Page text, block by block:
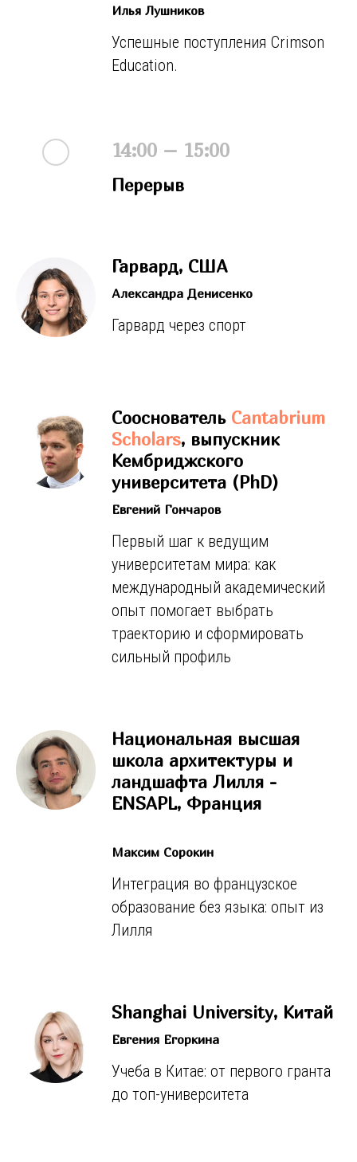
Илья Лушников
Успешные поступления Crimson
Education.
14:00 – 15:00
Перерыв
Гарвард, США
Александра Денисенко
Гарвард через спорт
Сооснователь Cantabrium
Scholars, выпускник
Кембриджского
университета (PhD)
Евгений Гончаров
Первый шаг к ведущим
университетам мира: как
международный академический
опыт помогает выбрать
траекторию и сформировать
сильный профиль
Национальная высшая
школа архитектуры и
ландшафта Лилля -
ENSAPL, Франция
Максим Сорокин
Интеграция во французское
образование без языка: опыт из
Лилля
Shanghai University, Китай
Евгения Егоркина
Учеба в Китае: от первого гранта
до топ-университета